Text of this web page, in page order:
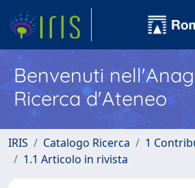
Benvenuti
Ricerca d'Ateneo
IRIS Catalogo Ricerca
1
1.1 Articolo in rivista